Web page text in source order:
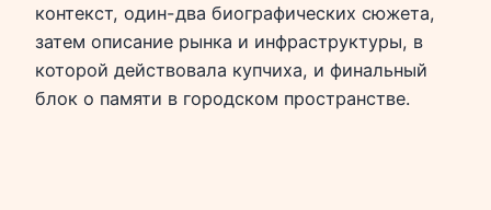
контекст, один-два биографических сюжета,
затем описание рынка и инфраструктуры, в
которой действовала купчиха, и финальный
блок о памяти в городском пространстве.